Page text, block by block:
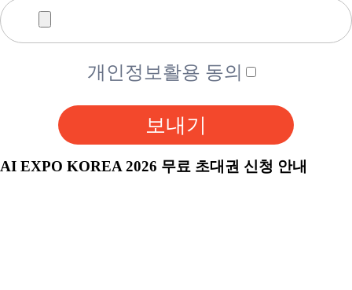
개인정보활용 동의
보내기
AI EXPO KOREA 2026 무료 초대권 신청 안내